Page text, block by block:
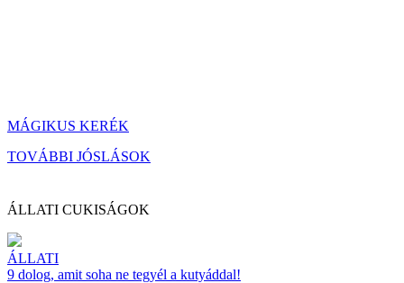
MÁGIKUS KERÉK
TOVÁBBI JÓSLÁSOK
ÁLLATI CUKISÁGOK
ÁLLATI
9 dolog, amit soha ne tegyél a kutyáddal!